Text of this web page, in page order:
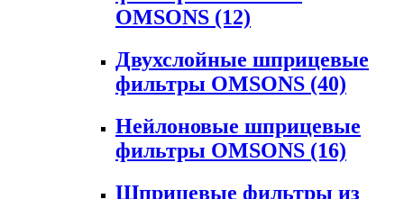
OMSONS (12)
Двухслойные шприцевые
фильтры OMSONS (40)
Нейлоновые шприцевые
фильтры OMSONS (16)
Шприцевые фильтры из